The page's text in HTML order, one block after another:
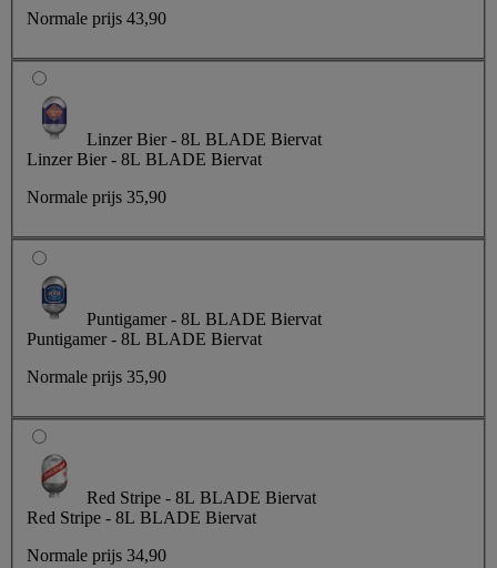
Normale prijs 43,90
Linzer Bier - 8L BLADE Biervat
Linzer Bier - 8L BLADE Biervat
Normale prijs 35,90
Puntigamer - 8L BLADE Biervat
Puntigamer - 8L BLADE Biervat
Normale prijs 35,90
Red Stripe - 8L BLADE Biervat
Red Stripe - 8L BLADE Biervat
Normale prijs 34,90